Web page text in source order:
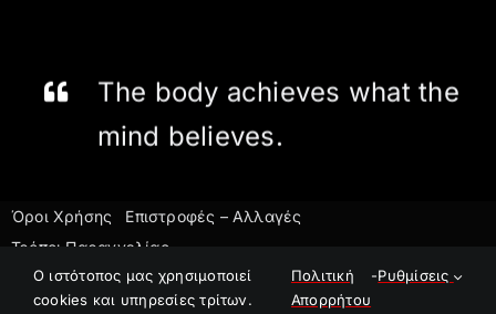
The body achieves what the
mind believes.
Όροι Χρήσης
Επιστροφές – Αλλαγές
Τρόποι Παραγγελίας
©2023 Force1 Gym
E-Shop powered by
O ιστότοπος μας χρησιμοποιεί
cookies και υπηρεσίες τρίτων.
Πολιτική
Απορρήτου
-Ρυθμίσεις